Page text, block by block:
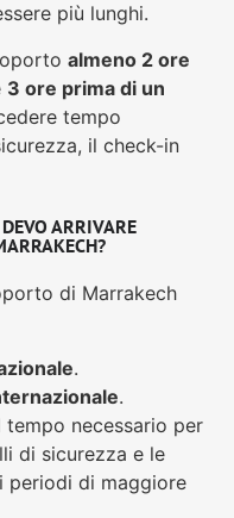
più lunghi.
almeno 2 ore
3 ore prima di un
tempo
il check-in
ARRIVARE
di Marrakech
.
.
necessario per
di sicurezza e le
periodi di maggiore